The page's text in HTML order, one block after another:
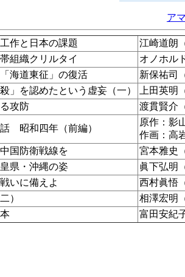
ア
作と日本の課題
江崎道朗
組織クリルタイ
オノホル
海道東征」の復活
新保祐司
」を認めたという虚妄（一）
上田英明
攻防
渡貫賢介
昭和四年（前編）
原作：影
作画：高
国防衛戦線を
宮本雅史
県・沖縄の姿
眞下弘明
いに備えよ
西村眞悟
）
相澤宏明
富田安紀